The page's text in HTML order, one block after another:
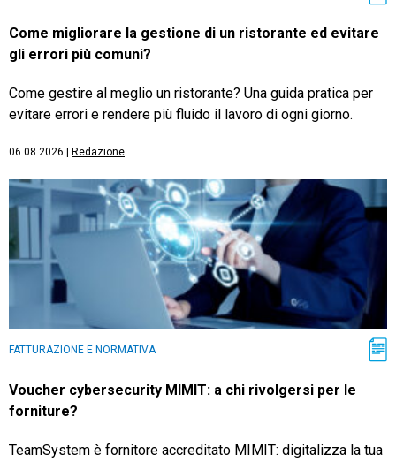
Come migliorare la gestione di un ristorante ed evitare
gli errori più comuni?
Come gestire al meglio un ristorante? Una guida pratica per
evitare errori e rendere più fluido il lavoro di ogni giorno.
06.08.2026 Redazione
FATTURAZIONE E NORMATIVA
Voucher cybersecurity MIMIT: a chi rivolgersi per le
forniture?
TeamSystem è fornitore accreditato MIMIT: digitalizza la tua